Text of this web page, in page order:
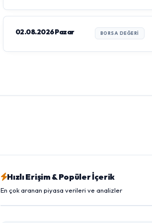
02.08.2026 Pazar BORSA DEĞERI
Hızlı Erişim & Popüler İçerik
En çok aranan piyasa verileri ve analizler